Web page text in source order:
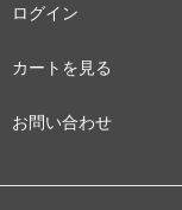
ログイン
カートを見る
お問い合わせ